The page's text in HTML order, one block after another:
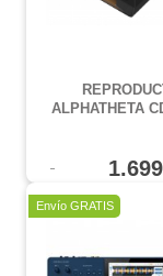
ALPHATHETA
Oferta
Envío GRATIS